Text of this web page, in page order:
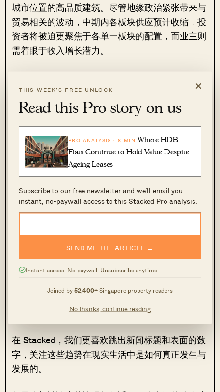
×
THIS WEEK’S FREE UNLOCK
Read this Pro story on us
PRO ANALYSIS · 8 MIN Where HDB
Flats Continue to Hold Value Despite
Ageing Leases
Subscribe to our free newsletter and we’ll email you
instant, no-paywall access to this Stacked Pro analysis.
SEND ME THE ARTICLE →
Instant access. No paywall. Unsubscribe anytime.
Joined by52,400+Singapore property readers
No thanks, continue reading
城市位置的高品质建筑。尽管地缘政治紧张带来与
贸易相关的波动，中期内各板块供应预计收缩，投
资者将被迫更聚焦于各单一板块的配置，而业主则
需着眼于收入增长潜力。
造成本使新建写字楼开发更具挑战，办公供应预计
将进一步收缩，而市中心平均空置率仍将维持在低
随着企业从普通的办公楼层转向更适合设立精品总
部的地点，在如 City Hall 等成熟片区的人流量高
的地点，品牌曝光机会随之而来。
对于办公室等商业物业而言，空间规划是关键要
素。企业在应对不断演变的市场环境与运营需求
基于情景的规划的需求正在上升，因为更为流动的
业务规划已成为必要。
计与数字化增强，以保持竞争力。
在 Stacked，我们更喜欢跳出新闻标题和表面的数
字，关注这些趋势在现实生活中是如何真正发生与
发展的。